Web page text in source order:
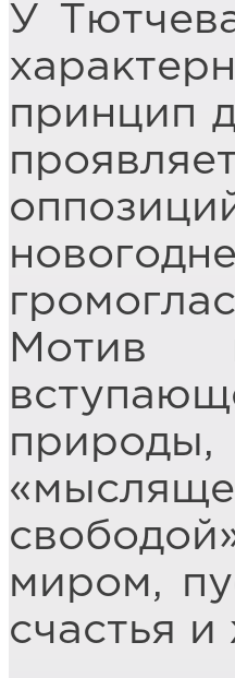
У
принцип
Мотив
миром,
счастья